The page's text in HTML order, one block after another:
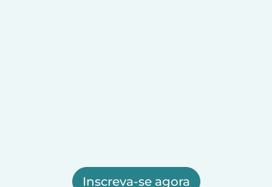
Inscreva-se agora